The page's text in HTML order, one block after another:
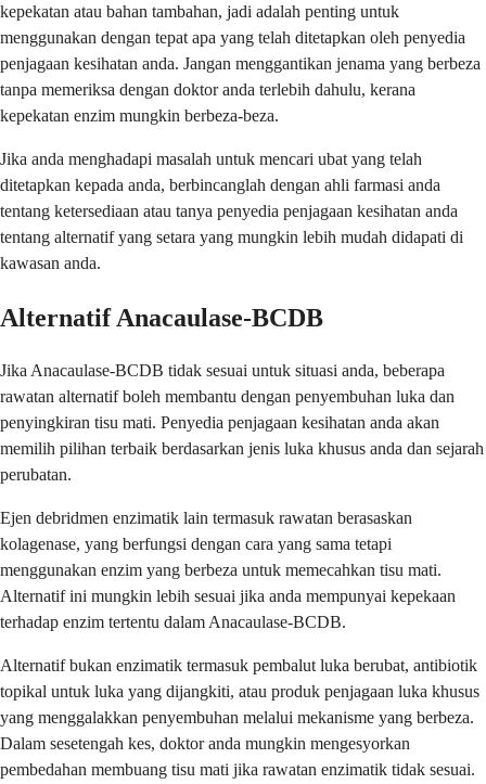
kepekatan atau bahan tambahan, jadi adalah penting untuk
menggunakan dengan tepat apa yang telah ditetapkan oleh penyedia
penjagaan kesihatan anda. Jangan menggantikan jenama yang berbeza
tanpa memeriksa dengan doktor anda terlebih dahulu, kerana
kepekatan enzim mungkin berbeza-beza.
Jika anda menghadapi masalah untuk mencari ubat yang telah
ditetapkan kepada anda, berbincanglah dengan ahli farmasi anda
tentang ketersediaan atau tanya penyedia penjagaan kesihatan anda
tentang alternatif yang setara yang mungkin lebih mudah didapati di
kawasan anda.
Alternatif Anacaulase-BCDB
Jika Anacaulase-BCDB tidak sesuai untuk situasi anda, beberapa
rawatan alternatif boleh membantu dengan penyembuhan luka dan
penyingkiran tisu mati. Penyedia penjagaan kesihatan anda akan
memilih pilihan terbaik berdasarkan jenis luka khusus anda dan sejarah
perubatan.
Ejen debridmen enzimatik lain termasuk rawatan berasaskan
kolagenase, yang berfungsi dengan cara yang sama tetapi
menggunakan enzim yang berbeza untuk memecahkan tisu mati.
Alternatif ini mungkin lebih sesuai jika anda mempunyai kepekaan
terhadap enzim tertentu dalam Anacaulase-BCDB.
Alternatif bukan enzimatik termasuk pembalut luka berubat, antibiotik
topikal untuk luka yang dijangkiti, atau produk penjagaan luka khusus
yang menggalakkan penyembuhan melalui mekanisme yang berbeza.
Dalam sesetengah kes, doktor anda mungkin mengesyorkan
pembedahan membuang tisu mati jika rawatan enzimatik tidak sesuai.